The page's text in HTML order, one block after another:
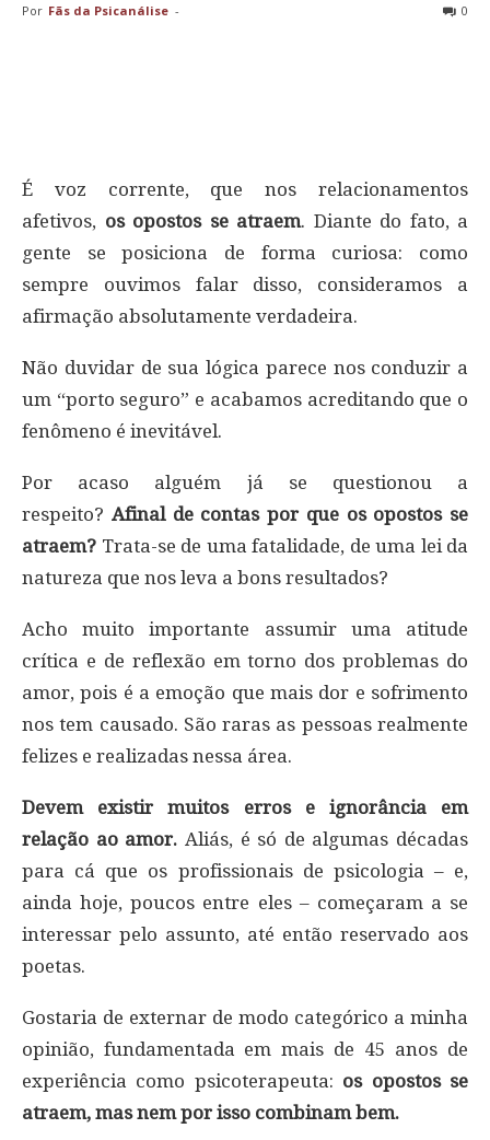
Por Fãs da Psicanálise - 0
É voz corrente, que nos relacionamentos
afetivos, os opostos se atraem. Diante do fato, a
gente se posiciona de forma curiosa: como
sempre ouvimos falar disso, consideramos a
afirmação absolutamente verdadeira.
Não duvidar de sua lógica parece nos conduzir a
um “porto seguro” e acabamos acreditando que o
fenômeno é inevitável.
Por acaso alguém já se questionou a
respeito? Afinal de contas por que os opostos se
atraem? Trata-se de uma fatalidade, de uma lei da
natureza que nos leva a bons resultados?
Acho muito importante assumir uma atitude
crítica e de reflexão em torno dos problemas do
amor, pois é a emoção que mais dor e sofrimento
nos tem causado. São raras as pessoas realmente
felizes e realizadas nessa área.
Devem existir muitos erros e ignorância em
relação ao amor. Aliás, é só de algumas décadas
para cá que os profissionais de psicologia – e,
ainda hoje, poucos entre eles – começaram a se
interessar pelo assunto, até então reservado aos
poetas.
Gostaria de externar de modo categórico a minha
opinião, fundamentada em mais de 45 anos de
experiência como psicoterapeuta: os opostos se
atraem, mas nem por isso combinam bem.